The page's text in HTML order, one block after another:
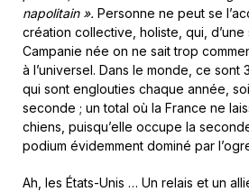
napolitain ». Personne ne peut se
création collective, holiste, qui,
Campanie née on ne sait trop
à l’universel. Dans le monde, ce sont
qui sont englouties chaque année,
seconde ; un total où la France ne
chiens, puisqu’elle occupe la
podium évidemment dominé par
Ah, les États-Unis … Un relais et un